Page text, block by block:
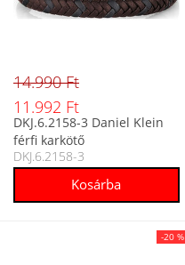
14.990 Ft
11.992 Ft
DKJ.6.2158-3 Daniel Klein
férfi karkötő
DKJ.6.2158-3
-20 %